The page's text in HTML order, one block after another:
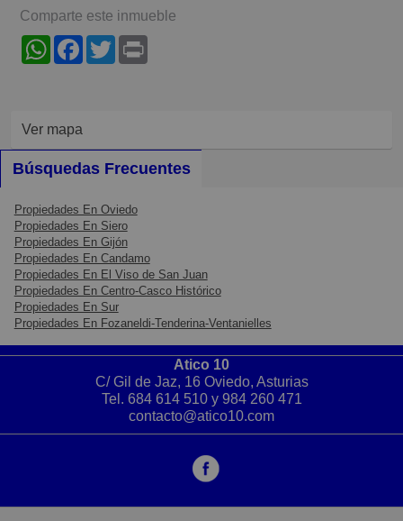
Comparte este inmueble
WhatsAppFacebook
Twitter
Ver mapa
Búsquedas Frecuentes
Propiedades En Oviedo
Propiedades En Siero
Propiedades En Gijón
Propiedades En Candamo
Propiedades En El Viso de San Juan
Propiedades En Centro-Casco Histórico
Propiedades En Sur
Propiedades En Fozaneldi-Tenderina-Ventanielles
Atico 10
C/ Gil de Jaz, 16 Oviedo, Asturias
Tel. 684 614 510y 984 260 471
contacto@atico10.com